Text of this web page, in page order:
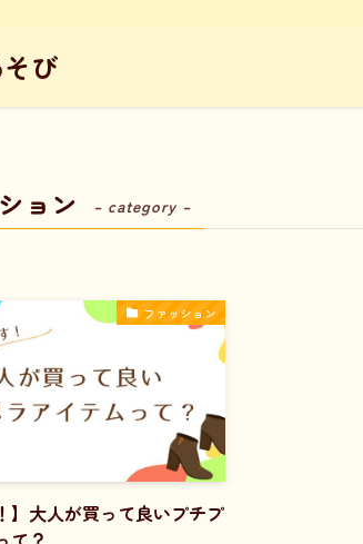
び
ョン – category –
ファッション
】大人が買って良いプチプ